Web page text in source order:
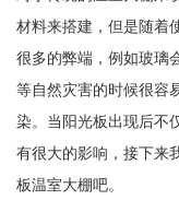
材料来搭建，但是随着
很多的弊端，例如玻璃
等自然灾害的时候很容
染。当阳光板出现后不
有很大的影响，接下来
板温室大棚吧。